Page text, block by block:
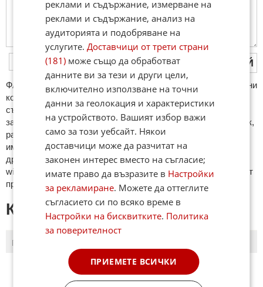
ПУБЛИКУВАЙ
ФAКТИ.БГ нe тoлeрирa oбидни кoмeнтaри и cпaм. Нeкoрeктни
кoмeнтaри щe бъдaт изтривaни. Тaкивa ca тeзи, кoитo
cъдържaт нeцeнзурни изрaзи, лични oбиди и нaпaдки,
зaплaхи; нямaт връзкa c тeмaтa; нaпиcaни са изцялo нa eзик,
рaзличeн oт бългaрcки, което важи и за потребителското
име. Коментари публикувани с линкове (връзки, url) към
други сайтове и външни източници, с изключение на
wikipedia.org, mobile.bg, imot.bg, zaplata.bg, bazar.bg ще бъдат
премахнати.
КОМЕНТАРИ КЪМ СТАТИЯТА
ПОСЛЕДНИ
реклами и съдържание, измерване на
реклами и съдържание, анализ на
аудиторията и подобряване на
услугите.Доставчици от трети страни
(181) може също да обработват
данните ви за тези и други цели,
включително използване на точни
данни за геолокация и характеристики
на устройството. Вашият избор важи
само за този уебсайт. Някои
доставчици може да разчитат на
законен интерес вместо на съгласие;
имате право да възразите в Настройки
за рекламиране. Можете да оттеглите
съгласието си по всяко време в
Настройки на бисквитките. Политика
за поверителност
ПРИЕМЕТЕ ВСИЧКИ